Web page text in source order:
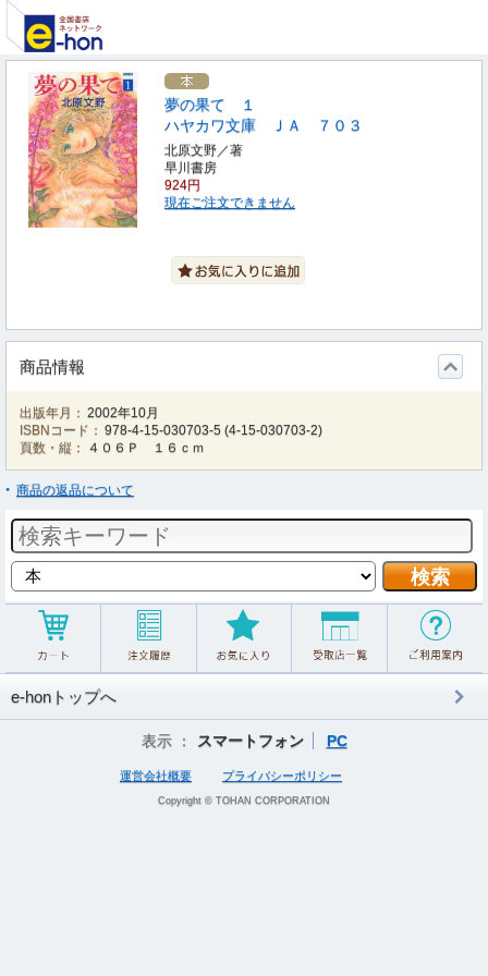
夢の果て １
ハヤカワ文庫 ＪＡ ７０３
北原文野／著
早川書房
924円
現在ご注文できません
商品情報
出版年月： 2002年10月
ISBNコード： 978-4-15-030703-5 (4-15-030703-2)
頁数・縦：
４０６Ｐ １６ｃｍ
商品の返品について
e-honトップへ
表示 ： スマートフォン PC
運営会社概要 プライバシーポリシー
Copyright © TOHAN CORPORATION